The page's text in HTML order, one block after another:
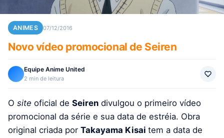
ANIMES 07/12/2016
Novo vídeo promocional de Seiren
Equipe Anime United
2 min de leitura
O site oficial de Seiren divulgou o primeiro vídeo
promocional da série e sua data de estréia. Obra
original criada por Takayama Kisai tem a data de